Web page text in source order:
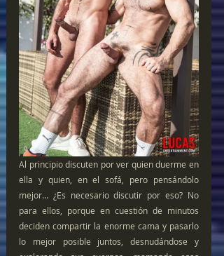
Al principio discuten por ver quien duerme en
ella y quien, en el sofá, pero pensándolo
mejor… ¿Es necesario discutir por eso? No
para ellos, porque en cuestión de minutos
deciden compartir la enorme cama y pasarlo
lo mejor posible juntos, desnudándose y